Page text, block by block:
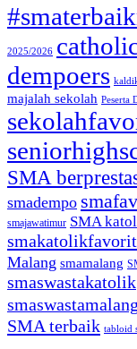
2025/2026
dempoers
majalah sekolah Peserta
SMA
smadempo
smajawatimur SMA
Malang smamalang
smaswastakatolik
smaswastamalang
SMA terbaik tabloid